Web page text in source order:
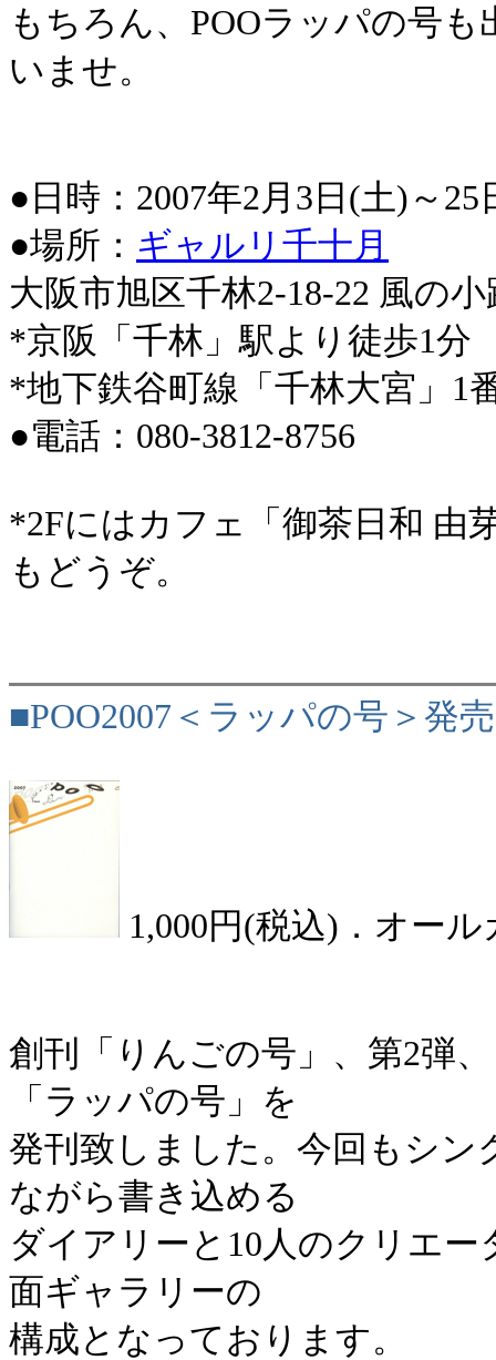
もちろん、POOラッパの号
いませ。
●日時：2007年2月3日(土)～
●場所： ギャルリ千十月
大阪市旭区千林2-18-22 風の
*京阪「千林」駅より徒歩1分
*地下鉄谷町線「千林大宮」1
●電話：080-3812-8756
*2Fにはカフェ「御茶日和 由
もどうぞ。
■POO2007＜ラッパの号＞発
1,000円(税込)．オール
創刊「りんごの号」、第2弾
「ラッパの号」を
発刊致しました。今回もシ
ながら書き込める
ダイアリーと10人のクリエ
面ギャラリーの
構成となっております。